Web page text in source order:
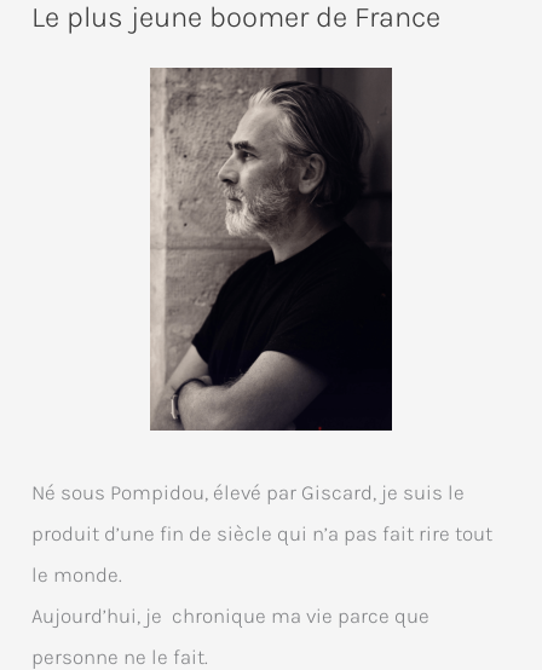
Le plus jeune boomer de France
Né sous Pompidou, élevé par Giscard, je suis le
produit d’une fin de siècle qui n’a pas fait rire tout
le monde.
Aujourd’hui, je chronique ma vie parce que
personne ne le fait.